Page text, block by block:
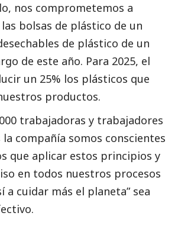
nos comprometemos a
bolsas de plástico de un
de plástico de un
de este año. Para 2025, el
un 25% los plásticos que
productos.
trabajadoras y trabajadores
compañía somos conscientes
que aplicar estos principios y
en todos nuestros procesos
a cuidar más el planeta” sea